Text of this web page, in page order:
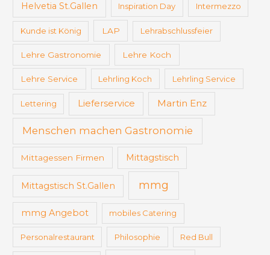
Helvetia St.Gallen Inspiration Day Intermezzo
Kunde ist König LAP Lehrabschlussfeier
Lehre Gastronomie Lehre Koch
Lehre Service Lehrling Koch Lehrling Service
Lettering Lieferservice Martin Enz
Menschen machen Gastronomie
Mittagessen Firmen Mittagstisch
Mittagstisch St.Gallen mmg
mmg Angebot mobiles Catering
Personalrestaurant Philosophie Red Bull